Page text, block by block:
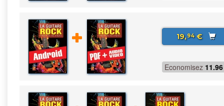
19,94€
Economisez 11.96